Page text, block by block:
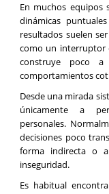
En muchos equipos
dinámicas
resultados suelen
como un interruptor
construye poco
comportamientos
Desde una mirada
únicamente a
personales.
decisiones poco
forma indirecta o
inseguridad.
Es habitual